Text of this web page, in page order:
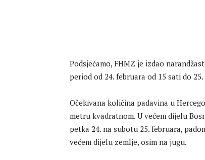
Podsjećamo, FHMZ je izdao
period od 24. februara od 15 sati do
Očekivana količina padavina u
metru kvadratnom. U većem dijelu
petka 24. na subotu 25. februara,
većem dijelu zemlje, osim na jugu.